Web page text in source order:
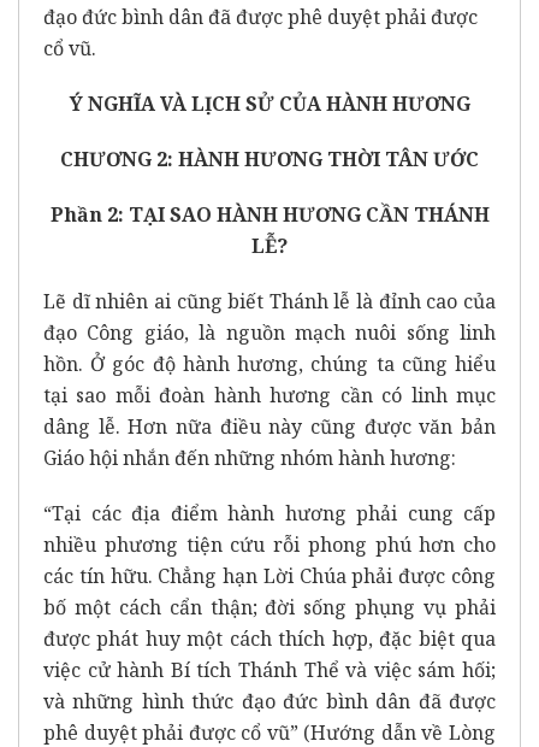
đạo đức bình dân đã được phê duyệt phải được
cổ vũ.
Ý NGHĨA VÀ LỊCH SỬ CỦA HÀNH HƯƠNG
CHƯƠNG 2: HÀNH HƯƠNG THỜI TÂN ƯỚC
Phần 2: TẠI SAO HÀNH HƯƠNG CẦN THÁNH
LỄ?
Lẽ dĩ nhiên ai cũng biết Thánh lễ là đỉnh cao của
đạo Công giáo, là nguồn mạch nuôi sống linh
hồn. Ở góc độ hành hương, chúng ta cũng hiểu
tại sao mỗi đoàn hành hương cần có linh mục
dâng lễ. Hơn nữa điều này cũng được văn bản
Giáo hội nhắn đến những nhóm hành hương:
“Tại các địa điểm hành hương phải cung cấp
nhiều phương tiện cứu rỗi phong phú hơn cho
các tín hữu. Chẳng hạn Lời Chúa phải được công
bố một cách cẩn thận; đời sống phụng vụ phải
được phát huy một cách thích hợp, đặc biệt qua
việc cử hành Bí tích Thánh Thể và việc sám hối;
và những hình thức đạo đức bình dân đã được
phê duyệt phải được cổ vũ” (Hướng dẫn về Lòng